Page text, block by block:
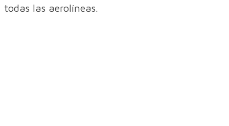
todas las aerolíneas.